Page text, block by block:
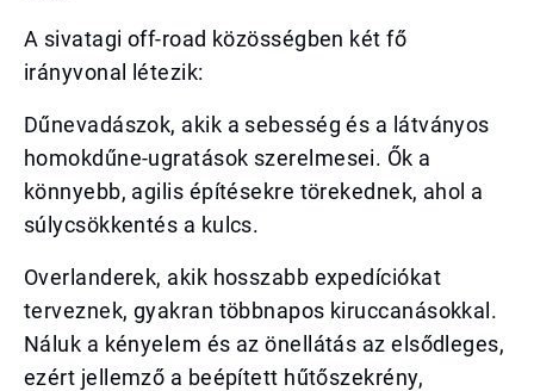
A sivatagi off-road közösségben két fő
irányvonal létezik:
Dűnevadászok, akik a sebesség és a látványos
homokdűne-ugratások szerelmesei. Ők a
könnyebb, agilis építésekre törekednek, ahol a
súlycsökkentés a kulcs.
Overlanderek, akik hosszabb expedíciókat
terveznek, gyakran többnapos kiruccanásokkal.
Náluk a kényelem és az önellátás az elsődleges,
ezért jellemző a beépített hűtőszekrény,